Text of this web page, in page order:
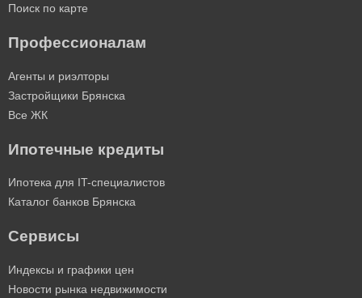
Поиск по карте
Профессионалам
Агенты и риэлторы
Застройщики Брянска
Все ЖК
Ипотечные кредиты
Ипотека для IT-специалистов
Каталог банков Брянска
Сервисы
Индексы и графики цен
Новости рынка недвижимости